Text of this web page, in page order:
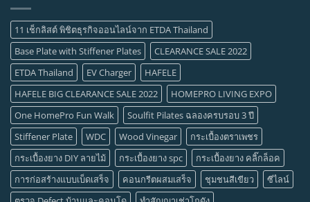
11 เช็กลิสต์ พิชิตธุรกิจออนไลน์จาก ETDA Thailand
Base Plate with Stiffener Plates
CLEARANCE SALE 2022
ETDA Thailand
EV Charger
HAFELE
HAFELE BIG CLEARANCE SALE 2022
HOMEPRO LIVING EXPO
One HomePro Fun Walk
Soulfit Pilates ฉลองครบรอบ 3 ปี
Stiffener Plate
WDC Wood Vinegar
กระเบื้องตราเพชร
กระเบื้องยาง DIY ลายไม้
กระเบื้องยาง spc
กระเบื้องยาง คลิ๊กล็อค
การก่อสร้างแบบเบ็ดเสร็จ
คอนกรีตผสมเสร็จ ชุมชนสีเขียว
ซีไลน์